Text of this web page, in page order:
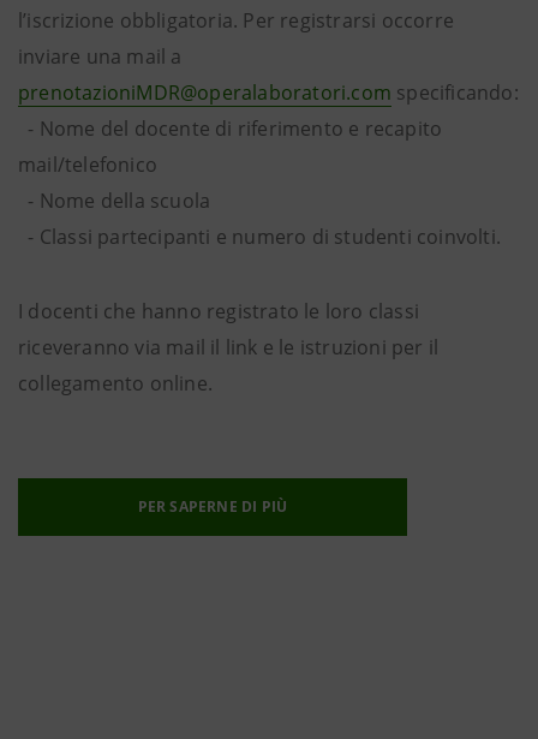
l’iscrizione obbligatoria. Per registrarsi occorre
inviare una mail a
prenotazioniMDR@operalaboratori.com specificando:
- Nome del docente di riferimento e recapito
mail/telefonico
- Nome della scuola
- Classi partecipanti e numero di studenti coinvolti.
I docenti che hanno registrato le loro classi
riceveranno via mail il link e le istruzioni per il
collegamento online.
PER SAPERNE DI PIÙ